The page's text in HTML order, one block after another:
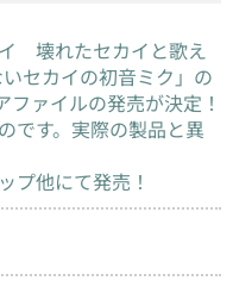
イ 壊れたセカイと歌え
セカイの初音ミク」の
ァイルの発売が決定！
です。実際の製品と異
プ他にて発売！